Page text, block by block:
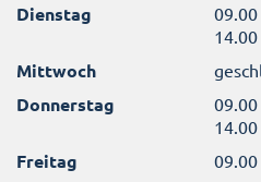
Dienstag
Mittwoch
Donnerstag
Freitag